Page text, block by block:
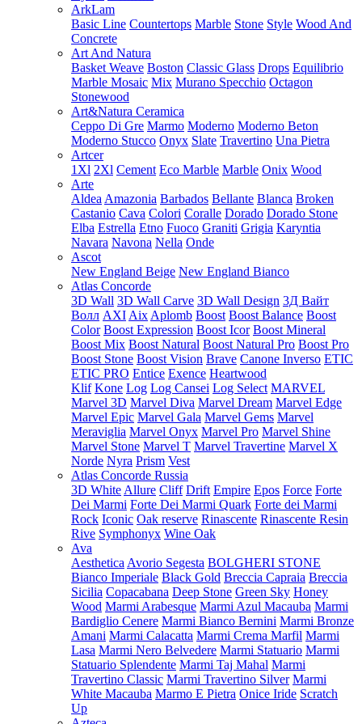
ArkLam
Basic Line Countertops Marble Stone Style Wood And
Concrete
Art And Natura
Basket Weave Boston Classic Glass Drops Equilibrio
Marble Mosaic Mix Murano Specchio Octagon
Stonewood
Art&Natura Ceramica
Ceppo Di Gre Marmo Moderno Moderno Beton
Moderno Stucco Onyx Slate Travertino Una Pietra
Artcer
1Xl 2Xl Cement Eco Marble Marble Onix Wood
Arte
Aldea Amazonia Barbados Bellante Blanca Broken
Castanio Cava Colori Coralle Dorado Dorado Stone
Elba Estrella Etno Fuoco Graniti Grigia Karyntia
Navara Navona Nella Onde
Ascot
New England Beige New England Bianco
Atlas Concorde
3D Wall 3D Wall Carve 3D Wall Design 3Д Вайт
Волл AXI Aix Aplomb Boost Boost Balance Boost
Color Boost Expression Boost Icor Boost Mineral
Boost Mix Boost Natural Boost Natural Pro Boost Pro
Boost Stone Boost Vision Brave Canone Inverso ETIC
ETIC PRO Entice Exence Heartwood
Klif Kone Log Log Cansei Log Select MARVEL
Marvel 3D Marvel Diva Marvel Dream Marvel Edge
Marvel Epic Marvel Gala Marvel Gems Marvel
Meraviglia Marvel Onyx Marvel Pro Marvel Shine
Marvel Stone Marvel T Marvel Travertine Marvel X
Norde Nyra Prism Vest
Atlas Concorde Russia
3D White Allure Cliff Drift Empire Epos Force Forte
Dei Marmi Forte Dei Marmi Quark Forte dei Marmi
Rock Iconic Oak reserve Rinascente Rinascente Resin
Rive Symphonyx Wine Oak
Ava
Aesthetica Avorio Segesta BOLGHERI STONE
Bianco Imperiale Black Gold Breccia Capraia Breccia
Sicilia Copacabana Deep Stone Green Sky Honey
Wood Marmi Arabesque Marmi Azul Macauba Marmi
Bardiglio Cenere Marmi Bianco Bernini Marmi Bronze
Amani Marmi Calacatta Marmi Crema Marfil Marmi
Lasa Marmi Nero Belvedere Marmi Statuario Marmi
Statuario Splendente Marmi Taj Mahal Marmi
Travertino Classic Marmi Travertino Silver Marmi
White Macauba Marmo E Pietra Onice Iride Scratch
Up